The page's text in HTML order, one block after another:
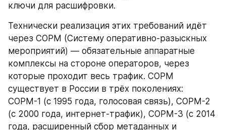
ключи для расшифровки.
Технически реализация этих требований идёт
через СОРМ (Систему оперативно-разыскных
мероприятий) — обязательные аппаратные
комплексы на стороне операторов, через
которые проходит весь трафик. СОРМ
существует в России в трёх поколениях:
СОРМ-1 (с 1995 года, голосовая связь), СОРМ-2
(с 2000 года, интернет-трафик), СОРМ-3 (с 2014
года, расширенный сбор метаданных и